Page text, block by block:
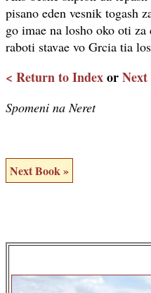
pisano eden vesnik togash
go imae na losho oko oti
raboti stavae vo Grcia tia
< Return to Indexor
Spomeni na Neret
Next Book »